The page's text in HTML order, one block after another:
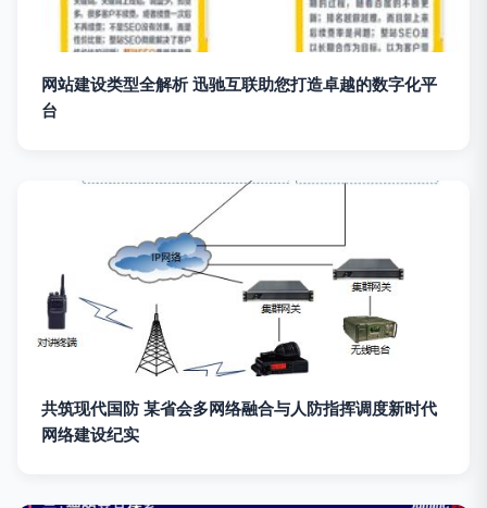
网站建设类型全解析 迅驰互联助您打造卓越的数字化平
台
共筑现代国防 某省会多网络融合与人防指挥调度新时代
网络建设纪实